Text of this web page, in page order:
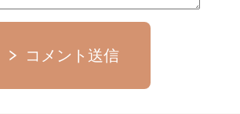
コメント送信